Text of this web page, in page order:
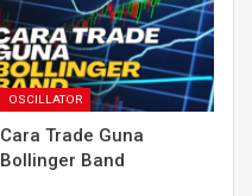
OSCILLATOR
Cara Trade Guna
Bollinger Band